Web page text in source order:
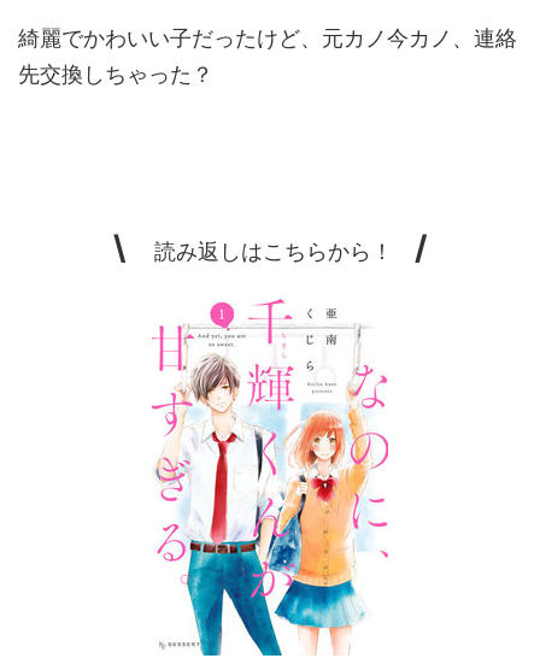
綺麗でかわいい子だったけど、元カノ今カノ、連絡
先交換しちゃった？
\ 読み返しはこちらから！ /